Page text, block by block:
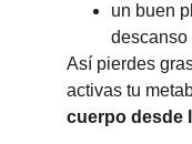
un buen
descanso
Así pierdes
activas tu
cuerpo desde